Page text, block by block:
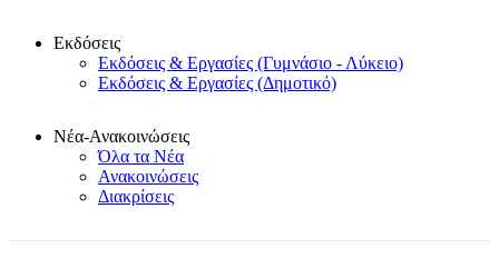
Εκδόσεις
Εκδόσεις & Εργασίες (Γυμνάσιο - Λύκειο)
Εκδόσεις & Εργασίες (Δημοτικό)
Νέα-Ανακοινώσεις
Όλα τα Νέα
Ανακοινώσεις
Διακρίσεις